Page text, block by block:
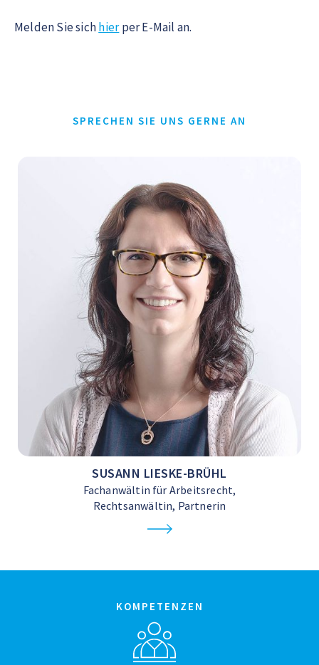
Melden Sie sichhierper E-Mail an.
SPRECHEN SIE UNS GERNE AN
SUSANN LIESKE-BRÜHL
Fachanwältin für Arbeitsrecht,
Rechtsanwältin, Partnerin
KOMPETENZEN